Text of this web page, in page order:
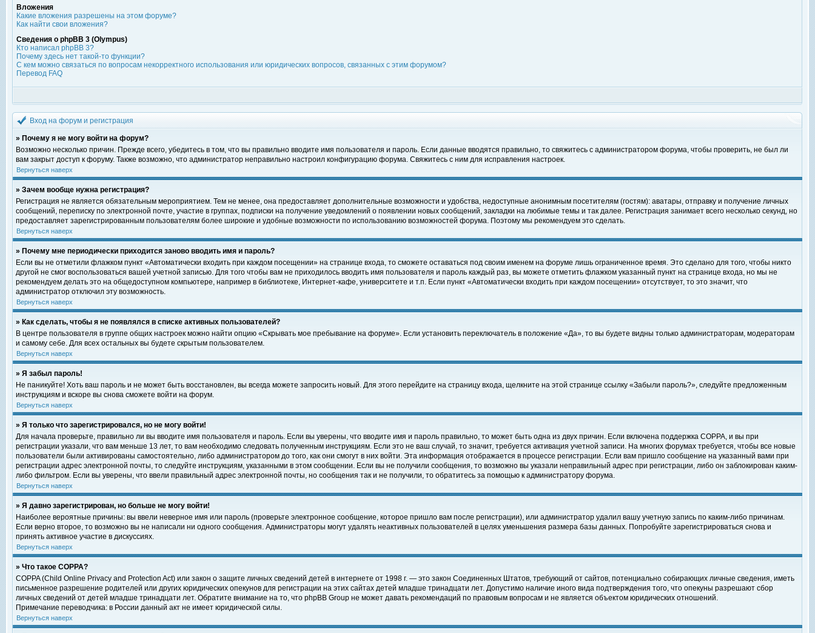
Вложения
Какие вложения разрешены на этом форуме?
Как найти свои вложения?
Сведения о phpBB 3 (Olympus)
Кто написал phpBB 3?
Почему здесь нет такой-то функции?
С кем можно связаться по вопросам некорректного использования или юридических вопросов, связанных с этим форумом?
Перевод FAQ
Вход на форум и регистрация
» Почему я не могу войти на форум?
Возможно несколько причин. Прежде всего, убедитесь в том, что вы правильно вводите имя пользователя и пароль. Если данные вводятся правильно, то свяжитесь с администратором форума, чтобы проверить, не был ли
вам закрыт доступ к форуму. Также возможно, что администратор неправильно настроил конфигурацию форума. Свяжитесь с ним для исправления настроек.
Вернуться наверх
» Зачем вообще нужна регистрация?
Регистрация не является обязательным мероприятием. Тем не менее, она предоставляет дополнительные возможности и удобства, недоступные анонимным посетителям (гостям): аватары, отправку и получение личных
сообщений, переписку по электронной почте, участие в группах, подписки на получение уведомлений о появлении новых сообщений, закладки на любимые темы и так далее. Регистрация занимает всего несколько секунд, но
предоставляет зарегистрированным пользователям более широкие и удобные возможности по использованию возможностей форума. Поэтому мы рекомендуем это сделать.
Вернуться наверх
» Почему мне периодически приходится заново вводить имя и пароль?
Если вы не отметили флажком пункт «Автоматически входить при каждом посещении» на странице входа, то сможете оставаться под своим именем на форуме лишь ограниченное время. Это сделано для того, чтобы никто
другой не смог воспользоваться вашей учетной записью. Для того чтобы вам не приходилось вводить имя пользователя и пароль каждый раз, вы можете отметить флажком указанный пункт на странице входа, но мы не
рекомендуем делать это на общедоступном компьютере, например в библиотеке, Интернет-кафе, университете и т.п. Если пункт «Автоматически входить при каждом посещении» отсутствует, то это значит, что
администратор отключил эту возможность.
Вернуться наверх
» Как сделать, чтобы я не появлялся в списке активных пользователей?
В центре пользователя в группе общих настроек можно найти опцию «Скрывать мое пребывание на форуме». Если установить переключатель в положение «Да», то вы будете видны только администраторам, модераторам
и самому себе. Для всех остальных вы будете скрытым пользователем.
Вернуться наверх
» Я забыл пароль!
Не паникуйте! Хоть ваш пароль и не может быть восстановлен, вы всегда можете запросить новый. Для этого перейдите на страницу входа, щелкните на этой странице ссылку «Забыли пароль?», следуйте предложенным
инструкциям и вскоре вы снова сможете войти на форум.
Вернуться наверх
» Я только что зарегистрировался, но не могу войти!
Для начала проверьте, правильно ли вы вводите имя пользователя и пароль. Если вы уверены, что вводите имя и пароль правильно, то может быть одна из двух причин. Если включена поддержка COPPA, и вы при
регистрации указали, что вам меньше 13 лет, то вам необходимо следовать полученным инструкциям. Если это не ваш случай, то значит, требуется активация учетной записи. На многих форумах требуется, чтобы все новые
пользователи были активированы самостоятельно, либо администратором до того, как они смогут в них войти. Эта информация отображается в процессе регистрации. Если вам пришло сообщение на указанный вами при
регистрации адрес электронной почты, то следуйте инструкциям, указанными в этом сообщении. Если вы не получили сообщения, то возможно вы указали неправильный адрес при регистрации, либо он заблокирован каким-
либо фильтром. Если вы уверены, что ввели правильный адрес электронной почты, но сообщения так и не получили, то обратитесь за помощью к администратору форума.
Вернуться наверх
» Я давно зарегистрирован, но больше не могу войти!
Наиболее вероятные причины: вы ввели неверное имя или пароль (проверьте электронное сообщение, которое пришло вам после регистрации), или администратор удалил вашу учетную запись по каким-либо причинам.
Если верно второе, то возможно вы не написали ни одного сообщения. Администраторы могут удалять неактивных пользователей в целях уменьшения размера базы данных. Попробуйте зарегистрироваться снова и
принять активное участие в дискуссиях.
Вернуться наверх
» Что такое COPPA?
COPPA (Child Online Privacy and Protection Act) или закон о защите личных сведений детей в интернете от 1998 г. — это закон Соединенных Штатов, требующий от сайтов, потенциально собирающих личные сведения, иметь
письменное разрешение родителей или других юридических опекунов для регистрации на этих сайтах детей младше тринадцати лет. Допустимо наличие иного вида подтверждения того, что опекуны разрешают сбор
личных сведений от детей младше тринадцати лет. Обратите внимание на то, что phpBB Group не может давать рекомендаций по правовым вопросам и не является объектом юридических отношений.
Примечание переводчика: в России данный акт не имеет юридической силы.
Вернуться наверх